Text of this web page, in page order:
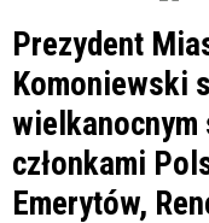
Prezydent
Komoniewski
wielkanocnym
członkami
Emerytów,